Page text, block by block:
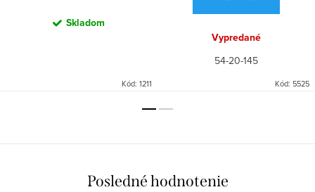
Skladom
Kód: 1211
Vypredané
54-20-145
Kód: 5525
Posledné hodnotenie